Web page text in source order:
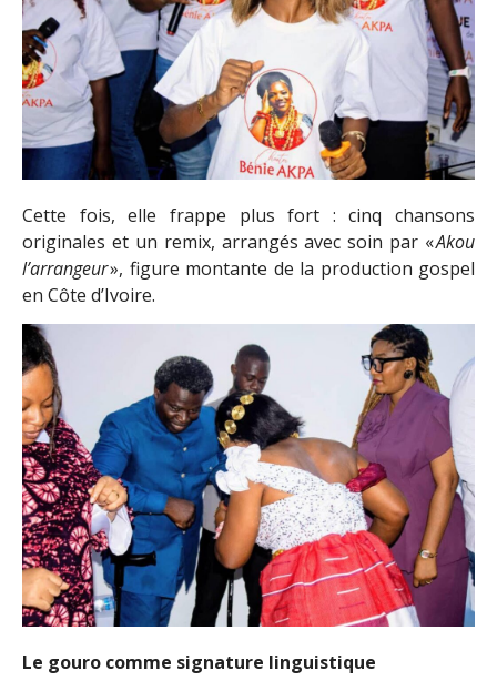
Cette fois, elle frappe plus fort : cinq chansons
originales et un remix, arrangés avec soin par «Akou
l’arrangeur», figure montante de la production gospel
en Côte d’Ivoire.
Le gouro comme signature linguistique